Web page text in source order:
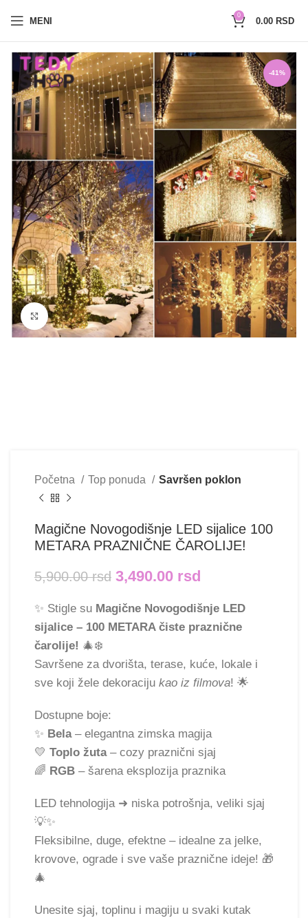
MENI
0
0.00 RSD
-41%
Klikni i uvećaj
Početna Top ponuda Savršen poklon
Magične Novogodišnje LED sijalice 100
METARA PRAZNIČNE ČAROLIJE!
5,900.00rsd 3,490.00 rsd
✨ Stigle su Magične Novogodišnje LED
sijalice – 100 METARA čiste praznične
čarolije! 🎄❄️
Savršene za dvorišta, terase, kuće, lokale i
sve koji žele dekoraciju kao iz filmova! 🌟
Dostupne boje:
✨ Bela– elegantna zimska magija
💛 Toplo žuta– cozy praznični sjaj
🌈 RGB – šarena eksplozija praznika
LED tehnologija ➜ niska potrošnja, veliki sjaj
💡✨
Fleksibilne, duge, efektne – idealne za jelke,
krovove, ograde i sve vaše praznične ideje! 🎁
🎄
Unesite sjaj, toplinu i magiju u svaki kutak